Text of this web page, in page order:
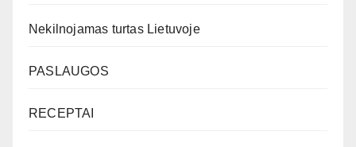
Nekilnojamas turtas Lietuvoje
PASLAUGOS
RECEPTAI